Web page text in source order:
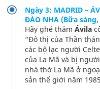
Ngày 3: MADRID –
ĐÀO NHA (Bữa
Hãy ghé thăm Ávila
“Đô thị của Thần
các bộ lạc người
của La Mã và bị
nhà thờ La Mã ở
sản thế giới năm